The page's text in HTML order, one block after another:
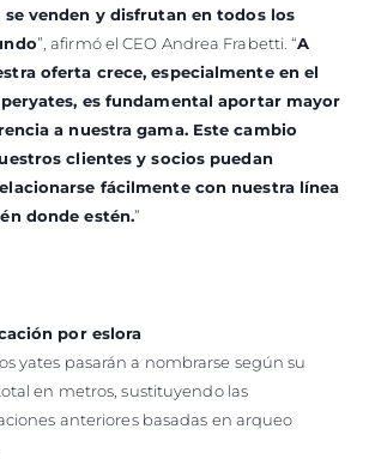
se venden y disfrutan en todos los
”, afirmó el CEO Andrea Frabetti. “A
oferta crece, especialmente en el
es fundamental aportar mayor
a nuestra gama. Este cambio
clientes y socios puedan
fácilmente con nuestra línea
donde estén.”
por eslora
yates pasarán a nombrarse según su
en metros, sustituyendo las
anteriores basadas en arqueo